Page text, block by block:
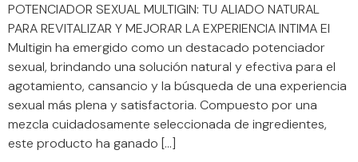
POTENCIADOR SEXUAL MULTIGIN: TU ALIADO NATURAL
PARA REVITALIZAR Y MEJORAR LA EXPERIENCIA INTIMA El
Multigin ha emergido como un destacado potenciador
sexual, brindando una solución natural y efectiva para el
agotamiento, cansancio y la búsqueda de una experiencia
sexual más plena y satisfactoria. Compuesto por una
mezcla cuidadosamente seleccionada de ingredientes,
este producto ha ganado […]